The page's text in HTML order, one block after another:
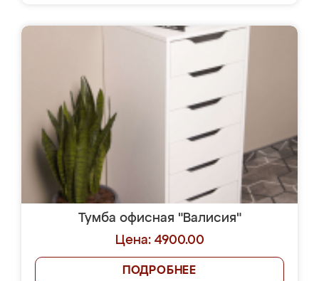
Тумба офисная "Валисия"
Цена: 4900.00
ПОДРОБНЕЕ